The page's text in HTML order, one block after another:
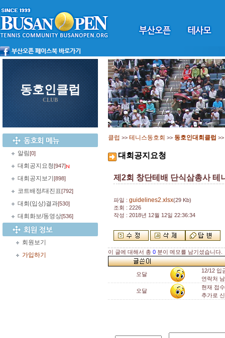
동호인클럽
CLUB
알림[0]
대회공지요청[947]
대회공지보기 [898]
코트배정/대진표[792]
대회(입상)결과[530]
대회화보/동영상[536]
회원보기
가입하기
클럽 >> 테니스동호회 >> 동호인대회클럽 >>
대회공지요청
제2회 창단테배 단식삼총사 테
파일 : guidelines2.xlsx(29 Kb)
조회 : 2226
작성 : 2018년 12월 12일 22:36:34
이 글에 대해서 총 0 분이 메모를 남기셨습니다.
오달
12/12 입
연락처
오달
현재 접
추가로